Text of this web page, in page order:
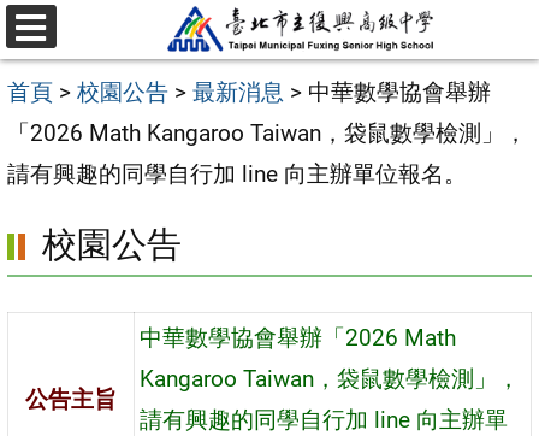
跳
至
主
要
內
區
選
單
首頁 > 校園公告 > 最新消息 > 中華數學協會舉辦
「2026 Math Kangaroo Taiwan，袋鼠數學檢測」，
請有興趣的同學自行加 line 向主辦單位報名。
校園公告
公告主旨
中華數學協會舉辦「2026 Math
Kangaroo Taiwan，袋鼠數學檢測」，
請有興趣的同學自行加 line 向主辦單